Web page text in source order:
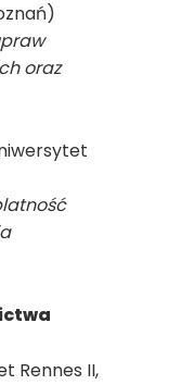
oraz
Rennes II,